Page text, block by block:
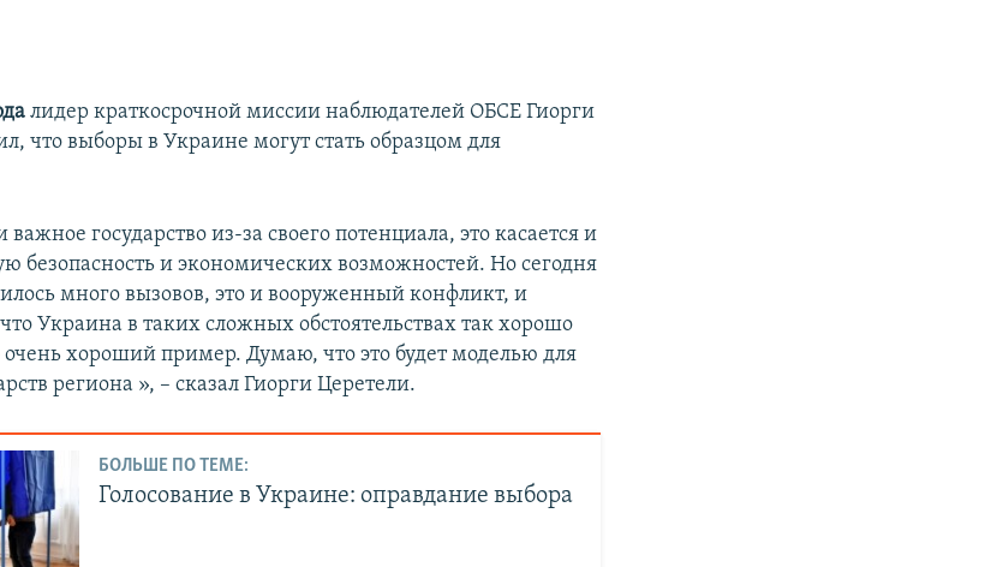
лидер краткосрочной миссии наблюдателей ОБСЕ Гиорги
что выборы в Украине могут стать образцом для
государство из-за своего потенциала, это касается и
безопасность и экономических возможностей. Но сегодня
много вызовов, это и вооруженный конфликт, и
Украина в таких сложных обстоятельствах так хорошо
очень хороший пример. Думаю, что это будет моделью для
региона », – сказал Гиорги Церетели.
БОЛЬШЕ ПО ТЕМЕ:
Голосование в Украине: оправдание выбора